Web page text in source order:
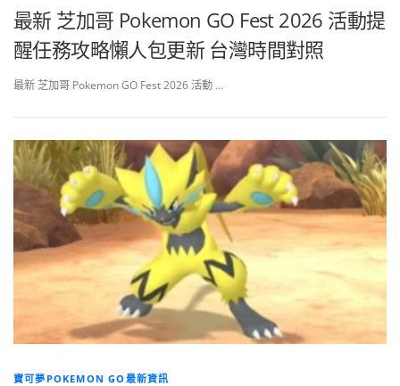
最新 芝加哥 Pokemon GO Fest 2026 活動提
醒任務攻略懶人包更新 台灣時間對照
最新 芝加哥 Pokemon GO Fest 2026 活動 …
寶可夢POKEMON GO最新資訊